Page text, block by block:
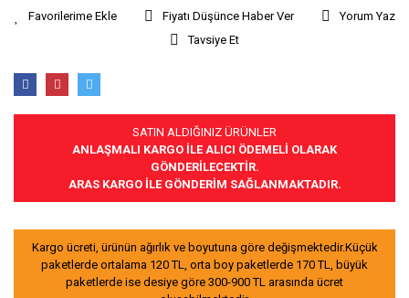
Fiyatı Düşünce Haber Ver
Yorum Yaz
Tavsiye Et
SATIN ALDIĞINIZ ÜRÜNLER
ANLAŞMALI KARGO İLE ALICI ÖDEMELİ OLARAK
GÖNDERİLECEKTİR.
ARAS KARGO İLE GÖNDERİM SAĞLANMAKTADIR.
Kargo ücreti, ürünün ağırlık ve boyutuna göre değişmektedir.Küçük
paketlerde ortalama 120 TL, orta boy paketlerde 170 TL, büyük
paketlerde ise desiye göre 300-900 TL arasında ücret